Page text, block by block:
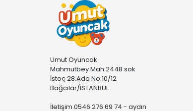
Umut Oyuncak
Mahmutbey Mah.2448 sok
İstoç 28.Ada No:10/12
Bağcılar/İSTANBUL
İletişim.0546 276 69 74 - aydın